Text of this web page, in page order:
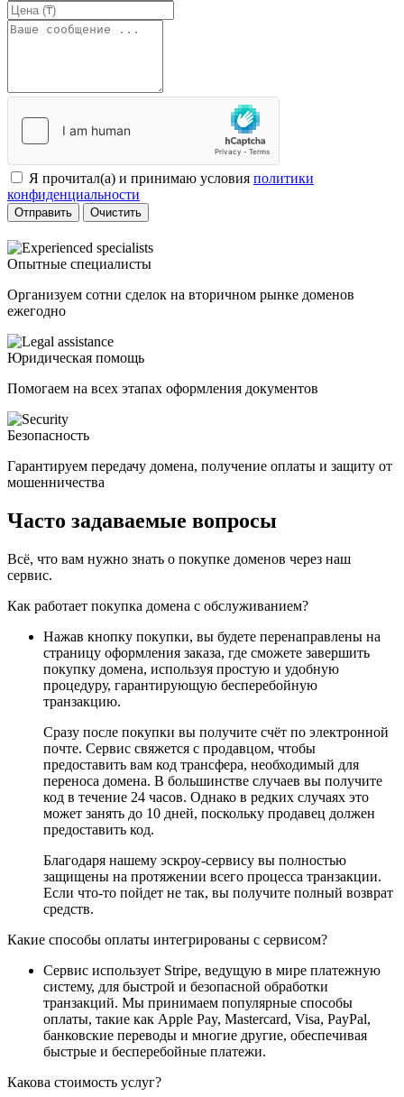
Я прочитал(а) и принимаю условия политики
конфиденциальности
Отправить Очистить
Опытные специалисты
Организуем сотни сделок на вторичном рынке доменов
ежегодно
Юридическая помощь
Помогаем на всех этапах оформления документов
Безопасность
Гарантируем передачу домена, получение оплаты и защиту от
мошенничества
Часто задаваемые вопросы
Всё, что вам нужно знать о покупке доменов через наш
сервис.
Как работает покупка домена с обслуживанием?
Нажав кнопку покупки, вы будете перенаправлены на
страницу оформления заказа, где сможете завершить
покупку домена, используя простую и удобную
процедуру, гарантирующую бесперебойную
транзакцию.
Сразу после покупки вы получите счёт по электронной
почте. Сервис свяжется с продавцом, чтобы
предоставить вам код трансфера, необходимый для
переноса домена. В большинстве случаев вы получите
код в течение 24 часов. Однако в редких случаях это
может занять до 10 дней, поскольку продавец должен
предоставить код.
Благодаря нашему эскроу-сервису вы полностью
защищены на протяжении всего процесса транзакции.
Если что-то пойдет не так, вы получите полный возврат
средств.
Какие способы оплаты интегрированы с сервисом?
Сервис использует Stripe, ведущую в мире платежную
систему, для быстрой и безопасной обработки
транзакций. Мы принимаем популярные способы
оплаты, такие как Apple Pay, Mastercard, Visa, PayPal,
банковские переводы и многие другие, обеспечивая
быстрые и бесперебойные платежи.
Какова стоимость услуг?